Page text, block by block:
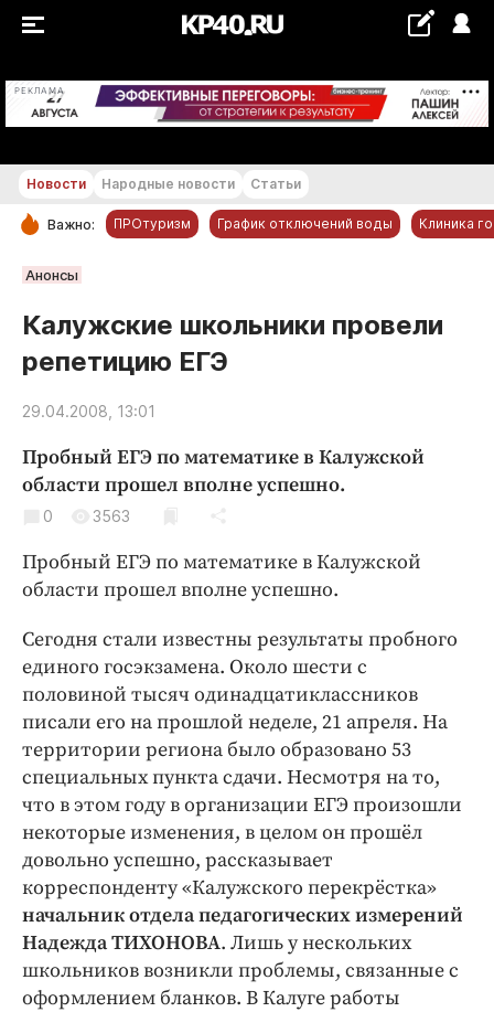
РЕКЛАМА +16...+17 °С
РУБРИКИ
Новости компаний
Статьи
Народные новости
Авто и транспорт
Благоустройство
Криминал
Недвижимость и ЖКХ
Образование
Общество
Погода
Праздники
Происшествия
Спорт
Экономика и бизнес
ПРОЕКТЫ
Блоги
Издания
Медиаперсона
Интересное чтиво
Новости Народные новости Статьи
Важно: ПРОтуризм График отключений воды Клиника
Анонсы
Калужские школьники провели
репетицию ЕГЭ
29.04.2008, 13:01
Пробный ЕГЭ по математике в Калужской
области прошел вполне успешно.
0 3563
Пробный ЕГЭ по математике в Калужской
области прошел вполне успешно.
Сегодня стали известны результаты пробного
единого госэкзамена. Около шести с
половиной тысяч одинадцатиклассников
писали его на прошлой неделе, 21 апреля. На
территории региона было образовано 53
специальных пункта сдачи. Несмотря на то,
что в этом году в организации ЕГЭ произошли
некоторые изменения, в целом он прошёл
довольно успешно, рассказывает
корреспонденту «Калужского перекрёстка»
начальник отдела педагогических измерений
Надежда ТИХОНОВА. Лишь у нескольких
школьников возникли проблемы, связанные с
оформлением бланков. В Калуге работы